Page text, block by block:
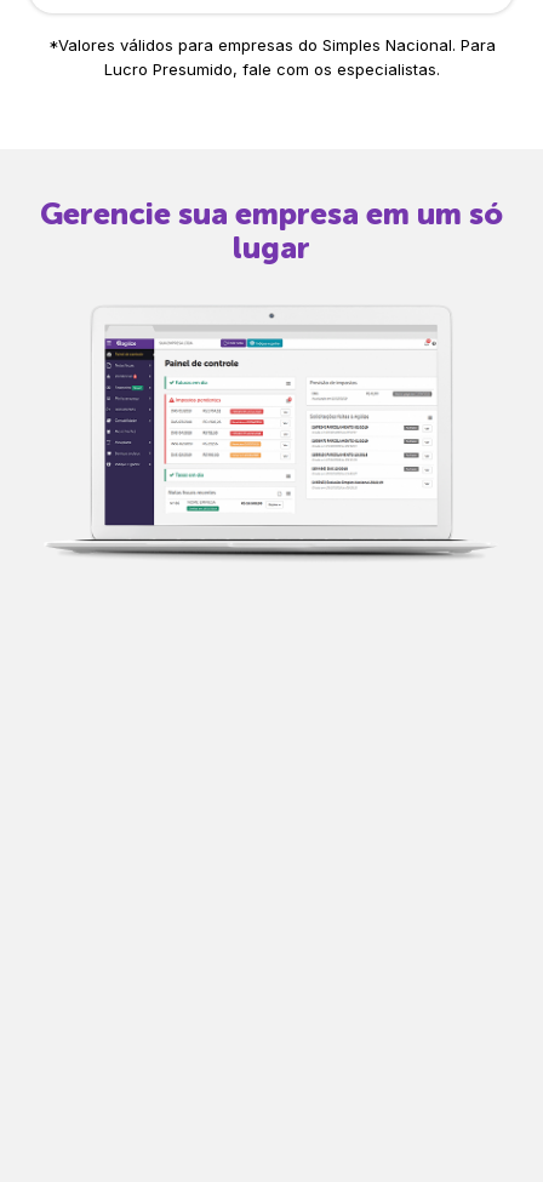
*Valores válidos para empresas do Simples Nacional. Para
Lucro Presumido, fale com os especialistas.
Gerencie sua empresa em um só
lugar